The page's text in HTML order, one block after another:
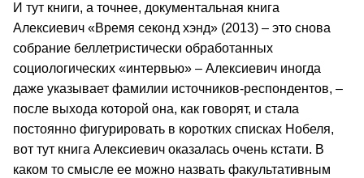
И тут книги, а точнее, документальная книга
Алексиевич «Время секонд хэнд» (2013) – это снова
собрание беллетристически обработанных
социологических «интервью» – Алексиевич иногда
даже указывает фамилии источников-респондентов, –
после выхода которой она, как говорят, и стала
постоянно фигурировать в коротких списках Нобеля,
вот тут книга Алексиевич оказалась очень кстати. В
каком то смысле ее можно назвать факультативным